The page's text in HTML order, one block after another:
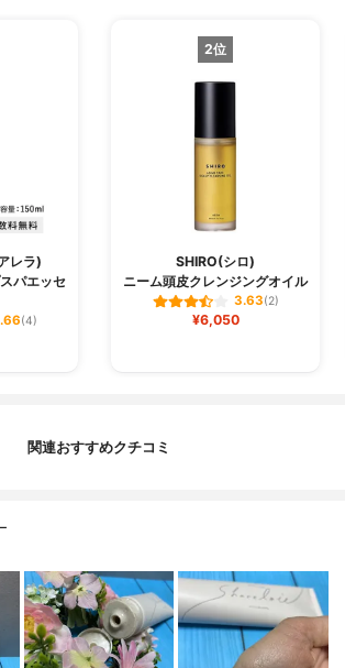
レラ)
パエッセ
(4)
2位
SHIRO(シロ)
ニーム頭皮クレンジングオイル
3.63(2)
¥6,050
関連おすすめクチコミ